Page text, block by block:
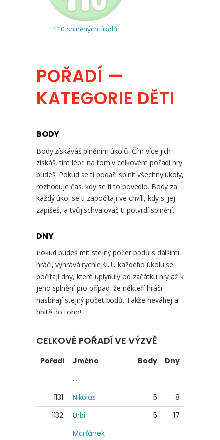
110 splněných úkolů
POŘADÍ —
KATEGORIE DĚTI
BODY
Body získáváš plněním úkolů. Čím více jich
získáš, tím lépe na tom v celkovém pořadí hry
budeš. Pokud se ti podaří splnit všechny úkoly,
rozhoduje čas, kdy se ti to povedlo. Body za
každý úkol se ti započítají ve chvíli, kdy si jej
zapíšeš, a tvůj schvalovač ti potvrdí splnění.
DNY
Pokud budeš mít stejný počet bodů s dalšími
hráči, vyhrává rychlejší. U každého úkolu se
počítají dny, které uplynuly od začátku hry až k
jeho splnění pro případ, že někteří hráči
nasbírají stejný počet bodů. Takže neváhej a
hbitě do toho!
CELKOVÉ POŘADÍ VE VÝZVĚ
Pořadí Jméno Body
Dny
...
1131.
Nikolas 5
8
1132.
Urbi 5
17
Marťánek